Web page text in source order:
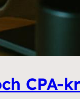
CPA-